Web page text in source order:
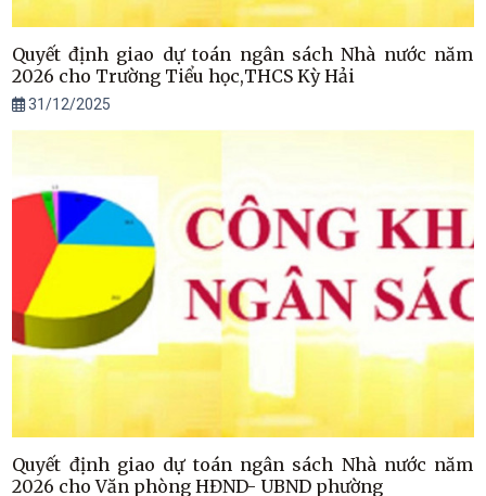
Quyết định giao dự toán ngân sách Nhà nước năm
2026 cho Trường Tiểu học,THCS Kỳ Hải
31/12/2025
Quyết định giao dự toán ngân sách Nhà nước năm
2026 cho Văn phòng HĐND- UBND phường